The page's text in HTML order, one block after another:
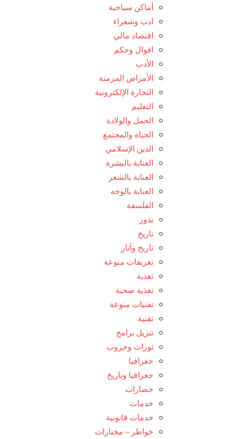
أماكن سياحية
ادب وشعراء
اقتصاد مالي
اقوال وحكم
الأدب
الأمراض المزمنة
التجارة الإلكترونية
التعليم
الحمل والولادة
الحياة والمجتمع
الدين الإسلامي
العناية بالبشرة
العناية بالشعر
العناية بالوجه
الفلسفة
بذور
تاريخ
تاريخ وآثار
تعريفات منوعة
تغذية
تغذية صحية
تقنيات منوعة
تقنية
تنزيل برامج
ثورات وحروب
جغرافيا
جغرافيا وتاريخ
حضارات
خدمات
خدمات قانونية
خواطر – مختارات